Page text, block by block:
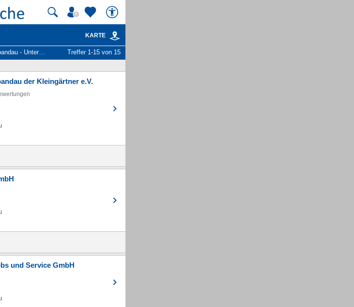
KARTE
und Personen Treffer 1-15 von 15
der Kleingärtner e.V.
und Service GmbH